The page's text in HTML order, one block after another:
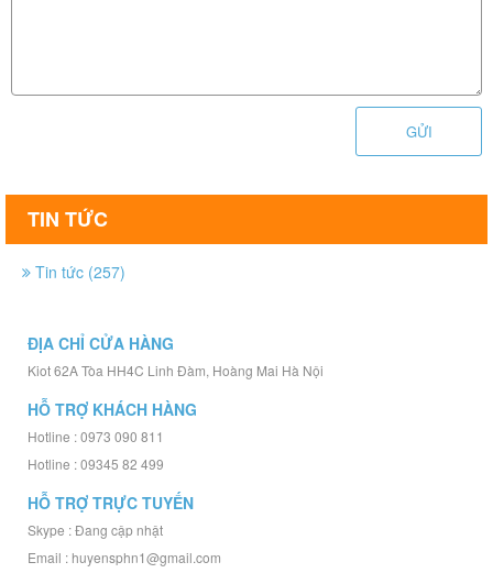
GỬI
TIN TỨC
Tin tức (257)
ĐỊA CHỈ CỬA HÀNG
Kiot 62A Tòa HH4C Linh Đàm, Hoàng Mai Hà Nội
HỖ TRỢ KHÁCH HÀNG
Hotline : 0973 090 811
Hotline : 09345 82 499
HỖ TRỢ TRỰC TUYẾN
Skype : Đang cập nhật
Email : huyensphn1@gmail.com